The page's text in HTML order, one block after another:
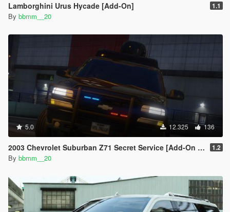
Lamborghini Urus Hycade [Add-On] 1.1
By bbmm__20
5.0 12.325 136
2003 Chevrolet Suburban Z71 Secret Service [Add-On | Unlocked] 1.2
By bbmm__20